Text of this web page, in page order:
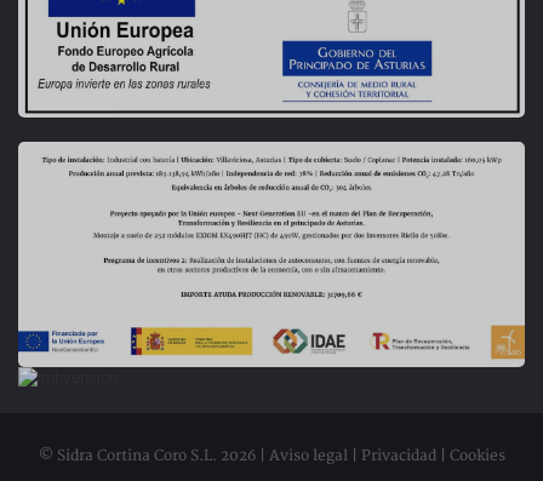
© Sidra Cortina Coro S.L. 2026 | Aviso legal| Privacidad| Cookies